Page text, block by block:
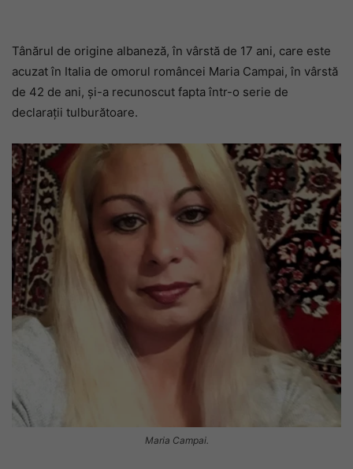
Tânărul de origine albaneză, în vârstă de 17 ani, care este
acuzat în Italia de omorul româncei Maria Campai, în vârstă
de 42 de ani, și-a recunoscut fapta într-o serie de
declarații tulburătoare.
Maria Campai.